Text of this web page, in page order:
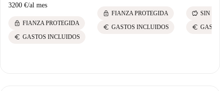
3200 €/al mes
lock FIANZA PROTEGIDA
euro GASTOS INCLUIDOS
lock FIANZA PROTEGIDA
euro GASTOS INCLUIDOS
savings SIN
euro